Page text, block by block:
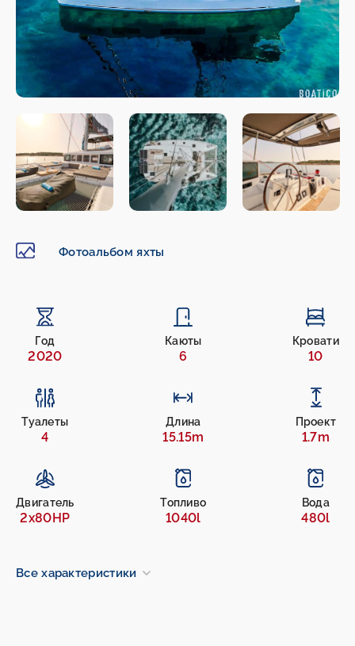
Фотоальбом яхты
Год
2020
Каюты
6
Кровати
10
Туалеты
4
Длина
15.15m
Проект
1.7m
Двигатель
2x80HP
Топливо
1040l
Вода
480l
Все характеристики